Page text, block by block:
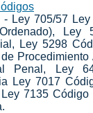
- Ley 705/57
Ley 5298
Penal, Ley
Ley 7017
7135